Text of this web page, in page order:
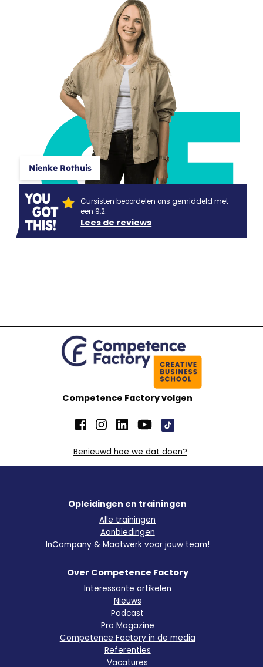
CF
Nienke Rothuis
Cursisten beoordelen ons gemiddeld met
een 9,2.
Lees de reviews
Competence Factory volgen
Benieuwd hoe we dat doen?
Opleidingen en trainingen
Alle trainingen
Aanbiedingen
InCompany & Maatwerk voor jouw team!
Over Competence Factory
Interessante artikelen
Nieuws
Podcast
Pro Magazine
Competence Factory in de media
Referenties
Vacatures